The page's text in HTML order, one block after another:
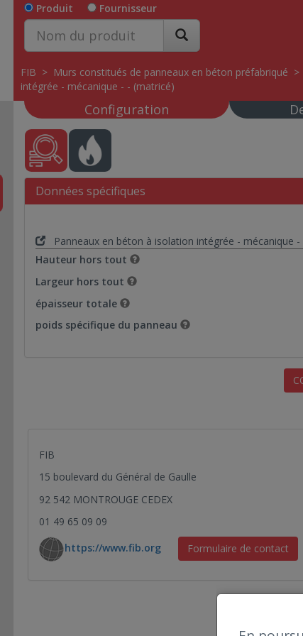
Produit Fournisseur
FIB > Murs constitués de panneaux en béton préfabriqué >
intégrée - mécanique - - (matricé)
Configuration
Données spécifiques
Panneaux en béton à isolation intégrée - mécanique
Hauteur hors tout
Largeur hors tout
épaisseur totale
poids spécifique du panneau
FIB
15 boulevard du Général de Gaulle
92 542 MONTROUGE CEDEX
01 49 65 09 09
https://www.fib.org
Formulaire de contact